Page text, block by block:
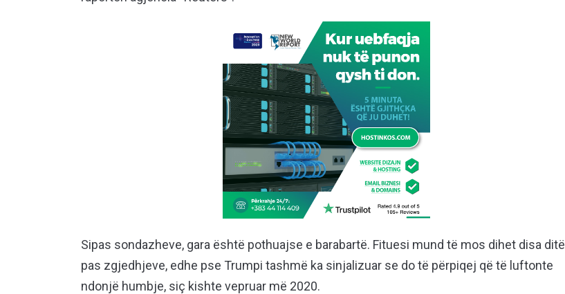
Sipas sondazheve, gara është pothuajse e barabartë. Fituesi mund të mos dihet disa ditë
pas zgjedhjeve, edhe pse Trumpi tashmë ka sinjalizuar se do të përpiqej që të luftonte
ndonjë humbje, siç kishte vepruar më 2020.